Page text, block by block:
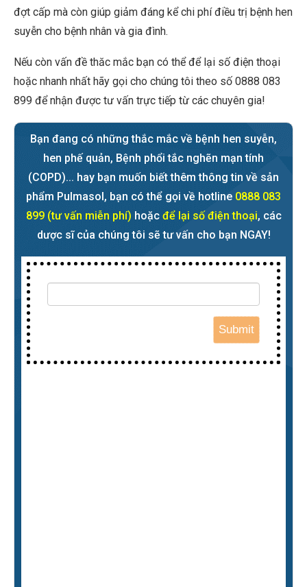
đợt cấp mà còn giúp giảm đáng kể chi phí điều trị bệnh hen
suyễn cho bệnh nhân và gia đình.
Nếu còn vấn đề thăc mắc bạn có thể để lại số điện thoại
hoặc nhanh nhất hãy gọi cho chúng tôi theo số 0888 083
899 để nhận được tư vấn trực tiếp từ các chuyên gia!
Bạn đang có những thắc mắc về bệnh hen suyễn,
hen phế quản, Bệnh phổi tắc nghẽn mạn tính
(COPD)... hay bạn muốn biết thêm thông tin về sản
phẩm Pulmasol, bạn có thể gọi về hotline 0888 083
899 (tư vấn miễn phí) hoặc để lại số điện thoại, các
dược sĩ của chúng tôi sẽ tư vấn cho bạn NGAY!